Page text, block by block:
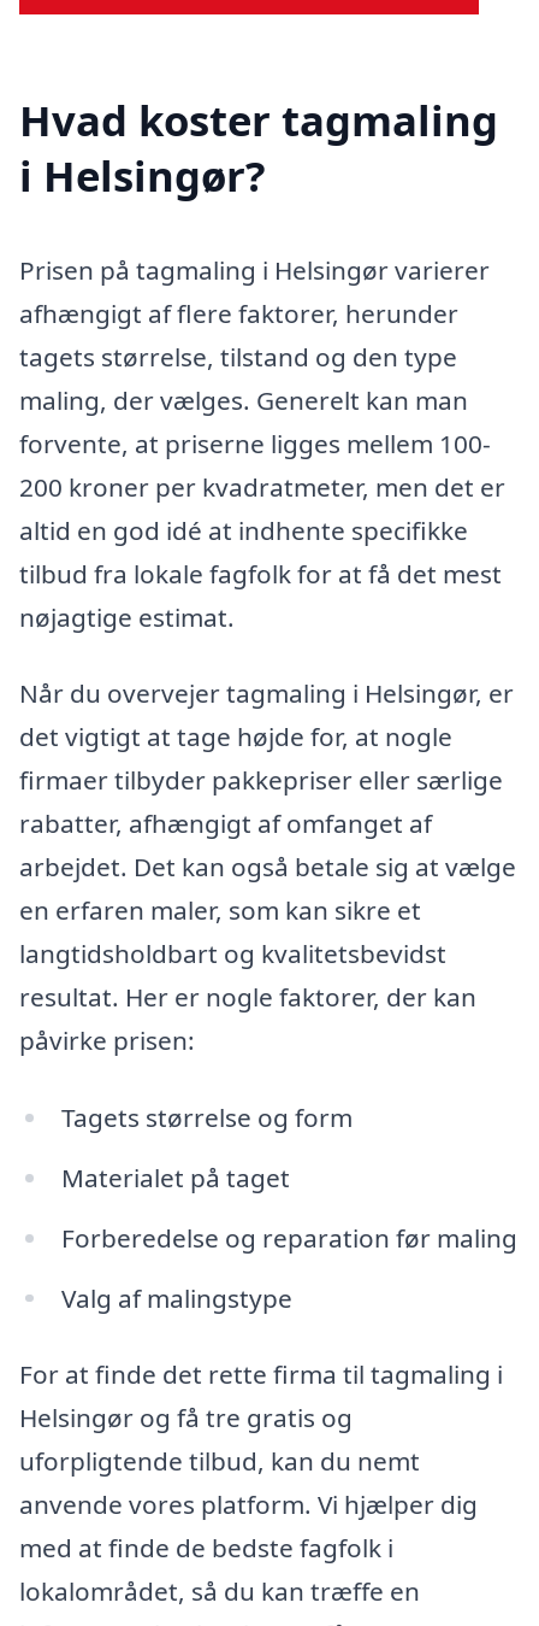
Hvad koster tagmaling
i Helsingør?
Prisen på tagmaling i Helsingør varierer
afhængigt af flere faktorer, herunder
tagets størrelse, tilstand og den type
maling, der vælges. Generelt kan man
forvente, at priserne ligges mellem 100-
200 kroner per kvadratmeter, men det er
altid en god idé at indhente specifikke
tilbud fra lokale fagfolk for at få det mest
nøjagtige estimat.
Når du overvejer tagmaling i Helsingør, er
det vigtigt at tage højde for, at nogle
firmaer tilbyder pakkepriser eller særlige
rabatter, afhængigt af omfanget af
arbejdet. Det kan også betale sig at vælge
en erfaren maler, som kan sikre et
langtidsholdbart og kvalitetsbevidst
resultat. Her er nogle faktorer, der kan
påvirke prisen:
Tagets størrelse og form
Materialet på taget
Forberedelse og reparation før maling
Valg af malingstype
For at finde det rette firma til tagmaling i
Helsingør og få tre gratis og
uforpligtende tilbud, kan du nemt
anvende vores platform. Vi hjælper dig
med at finde de bedste fagfolk i
lokalområdet, så du kan træffe en